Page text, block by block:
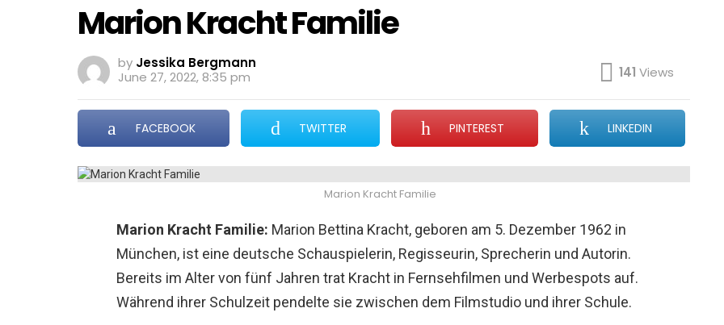
Marion Kracht Familie
by Jessika Bergmann
June 27, 2022, 8:35 pm
141 Views
FACEBOOK TWITTER PINTEREST LINKEDIN
Marion Kracht Familie
Marion Kracht Familie: Marion Bettina Kracht, geboren am 5. Dezember 1962 in
München, ist eine deutsche Schauspielerin, Regisseurin, Sprecherin und Autorin.
Bereits im Alter von fünf Jahren trat Kracht in Fernsehfilmen und Werbespots auf.
Während ihrer Schulzeit pendelte sie zwischen dem Filmstudio und ihrer Schule.